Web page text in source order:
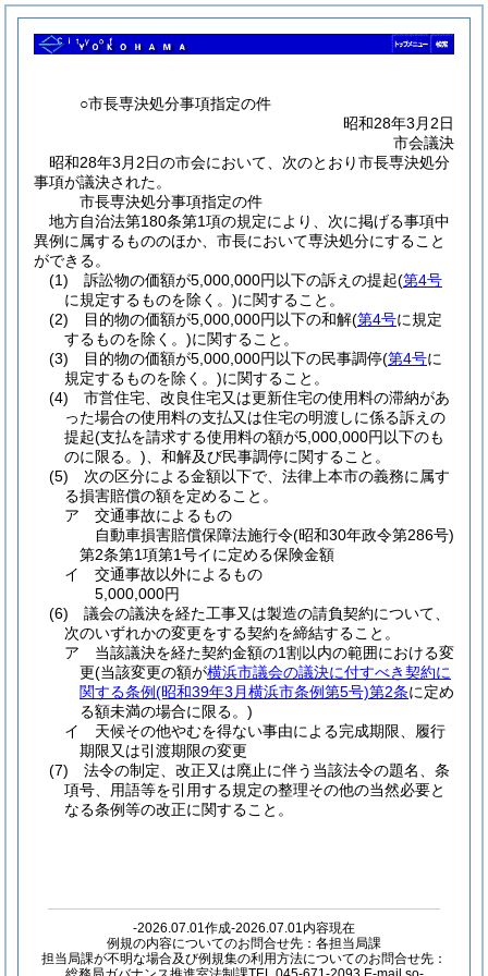
○市長専決処分事項指定の件
昭和28年3月2日
市会議決
昭和28年3月2日の市会において、次のとおり市長専決処分
事項が議決された。
市長専決処分事項指定の件
地方自治法第180条第1項の規定により、次に掲げる事項中
異例に属するもののほか、市長において専決処分にすること
ができる。
(1) 訴訟物の価額が5,000,000円以下の訴えの提起(第4号
に規定するものを除く。)に関すること。
(2) 目的物の価額が5,000,000円以下の和解(第4号に規定
するものを除く。)に関すること。
(3) 目的物の価額が5,000,000円以下の民事調停(第4号に
規定するものを除く。)に関すること。
(4) 市営住宅、改良住宅又は更新住宅の使用料の滞納があ
った場合の使用料の支払又は住宅の明渡しに係る訴えの
提起(支払を請求する使用料の額が5,000,000円以下のも
のに限る。) 、和解及び民事調停に関すること。
(5) 次の区分による金額以下で、法律上本市の義務に属す
る損害賠償の額を定めること。
ア 交通事故によるもの
自動車損害賠償保障法施行令(昭和30年政令第286号)
第2条第1項第1号イに定める保険金額
イ 交通事故以外によるもの
5,000,000円
(6) 議会の議決を経た工事又は製造の請負契約について、
次のいずれかの変更をする契約を締結すること。
ア 当該議決を経た契約金額の1割以内の範囲における変
更(当該変更の額が横浜市議会の議決に付すべき契約に
関する条例(昭和39年3月横浜市条例第5号)第2条に定め
る額未満の場合に限る。)
イ 天候その他やむを得ない事由による完成期限、履行
期限又は引渡期限の変更
(7) 法令の制定、改正又は廃止に伴う当該法令の題名、条
項号、用語等を引用する規定の整理その他の当然必要と
なる条例等の改正に関すること。
-2026.07.01作成-2026.07.01内容現在
例規の内容についてのお問合せ先：各担当局課
担当局課が不明な場合及び例規集の利用方法についてのお問合せ先：